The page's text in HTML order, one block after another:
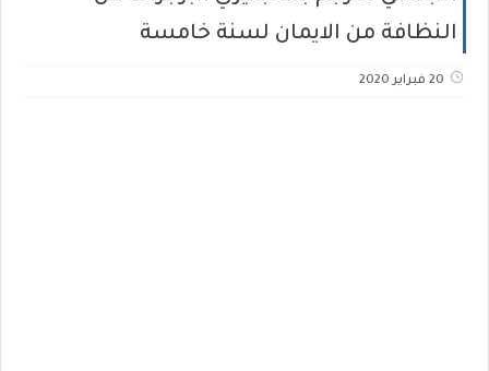
النظافة من الايمان لسنة خامسة
20 فبراير 2020